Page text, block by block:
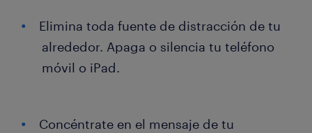
Elimina toda fuente de distracción de tu
alrededor. Apaga o silencia tu teléfono
móvil o iPad.
Concéntrate en el mensaje de tu